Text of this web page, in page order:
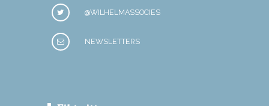
@WILHELMASSOCIES
NEWSLETTERS